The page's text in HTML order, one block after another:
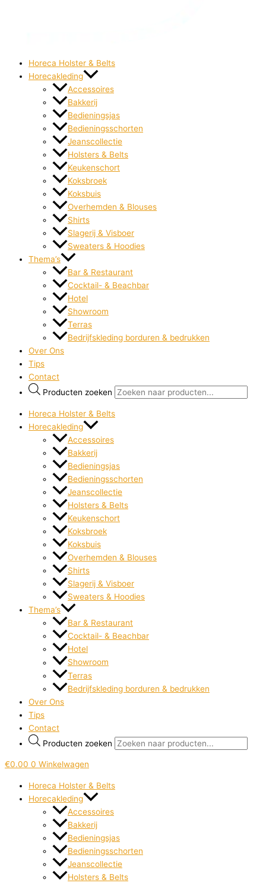
Horeca Holster & Belts
Horecakleding
Accessoires
Bakkerij
Bedieningsjas
Bedieningsschorten
Jeanscollectie
Holsters & Belts
Keukenschort
Koksbroek
Koksbuis
Overhemden & Blouses
Shirts
Slagerij & Visboer
Sweaters & Hoodies
Thema’s
Bar & Restaurant
Cocktail- & Beachbar
Hotel
Showroom
Terras
Bedrijfskleding borduren & bedrukken
Over Ons
Tips
Contact
Producten zoeken
Horeca Holster & Belts
Horecakleding
Accessoires
Bakkerij
Bedieningsjas
Bedieningsschorten
Jeanscollectie
Holsters & Belts
Keukenschort
Koksbroek
Koksbuis
Overhemden & Blouses
Shirts
Slagerij & Visboer
Sweaters & Hoodies
Thema’s
Bar & Restaurant
Cocktail- & Beachbar
Hotel
Showroom
Terras
Bedrijfskleding borduren & bedrukken
Over Ons
Tips
Contact
Producten zoeken
€0.00 0 Winkelwagen
Horeca Holster & Belts
Horecakleding
Accessoires
Bakkerij
Bedieningsjas
Bedieningsschorten
Jeanscollectie
Holsters & Belts